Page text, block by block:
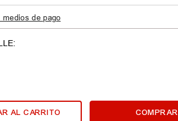
de pago
AL CARRITO COMPRAR